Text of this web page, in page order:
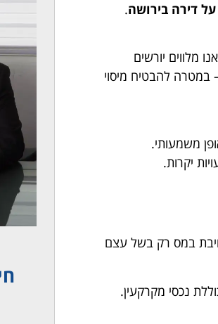
דירה בירושה.
מלווים יורשים
במטרה להבטיח מיסוי
משמעותי.
יקרות.
במס רק בשל עצם
נכסי מקרקעין.